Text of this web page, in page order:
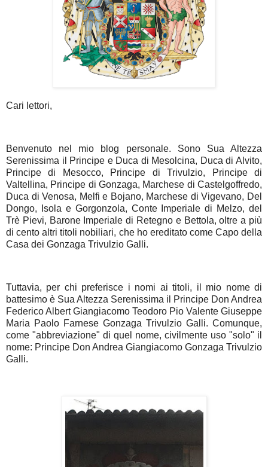
Cari lettori,
Benvenuto nel mio blog personale. Sono Sua Altezza
Serenissima il Principe e Duca di Mesolcina, Duca di Alvito,
Principe di Mesocco, Principe di Trivulzio, Principe di
Valtellina, Principe di Gonzaga, Marchese di Castelgoffredo,
Duca di Venosa, Melfi e Bojano, Marchese di Vigevano, Del
Dongo, Isola e Gorgonzola, Conte Imperiale di Melzo, del
Trè Pievi, Barone Imperiale di Retegno e Bettola, oltre a più
di cento altri titoli nobiliari, che ho ereditato come Capo della
Casa dei Gonzaga Trivulzio Galli.
Tuttavia, per chi preferisce i nomi ai titoli, il mio nome di
battesimo è Sua Altezza Serenissima il Principe Don Andrea
Federico Albert Giangiacomo Teodoro Pio Valente Giuseppe
Maria Paolo Farnese Gonzaga Trivulzio Galli. Comunque,
come "abbreviazione" di quel nome, civilmente uso "solo" il
nome: Principe Don Andrea Giangiacomo Gonzaga Trivulzio
Galli.